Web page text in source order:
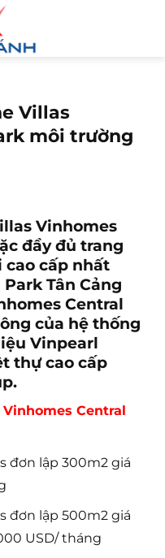
Villas
môi trường
Vinhomes
đầy đủ trang
cấp nhất
Tân Cảng
Central
của hệ thống
Vinpearl
thự cao cấp
Central
đơn lập 300m2 giá
đơn lập 500m2 giá
USD/ tháng